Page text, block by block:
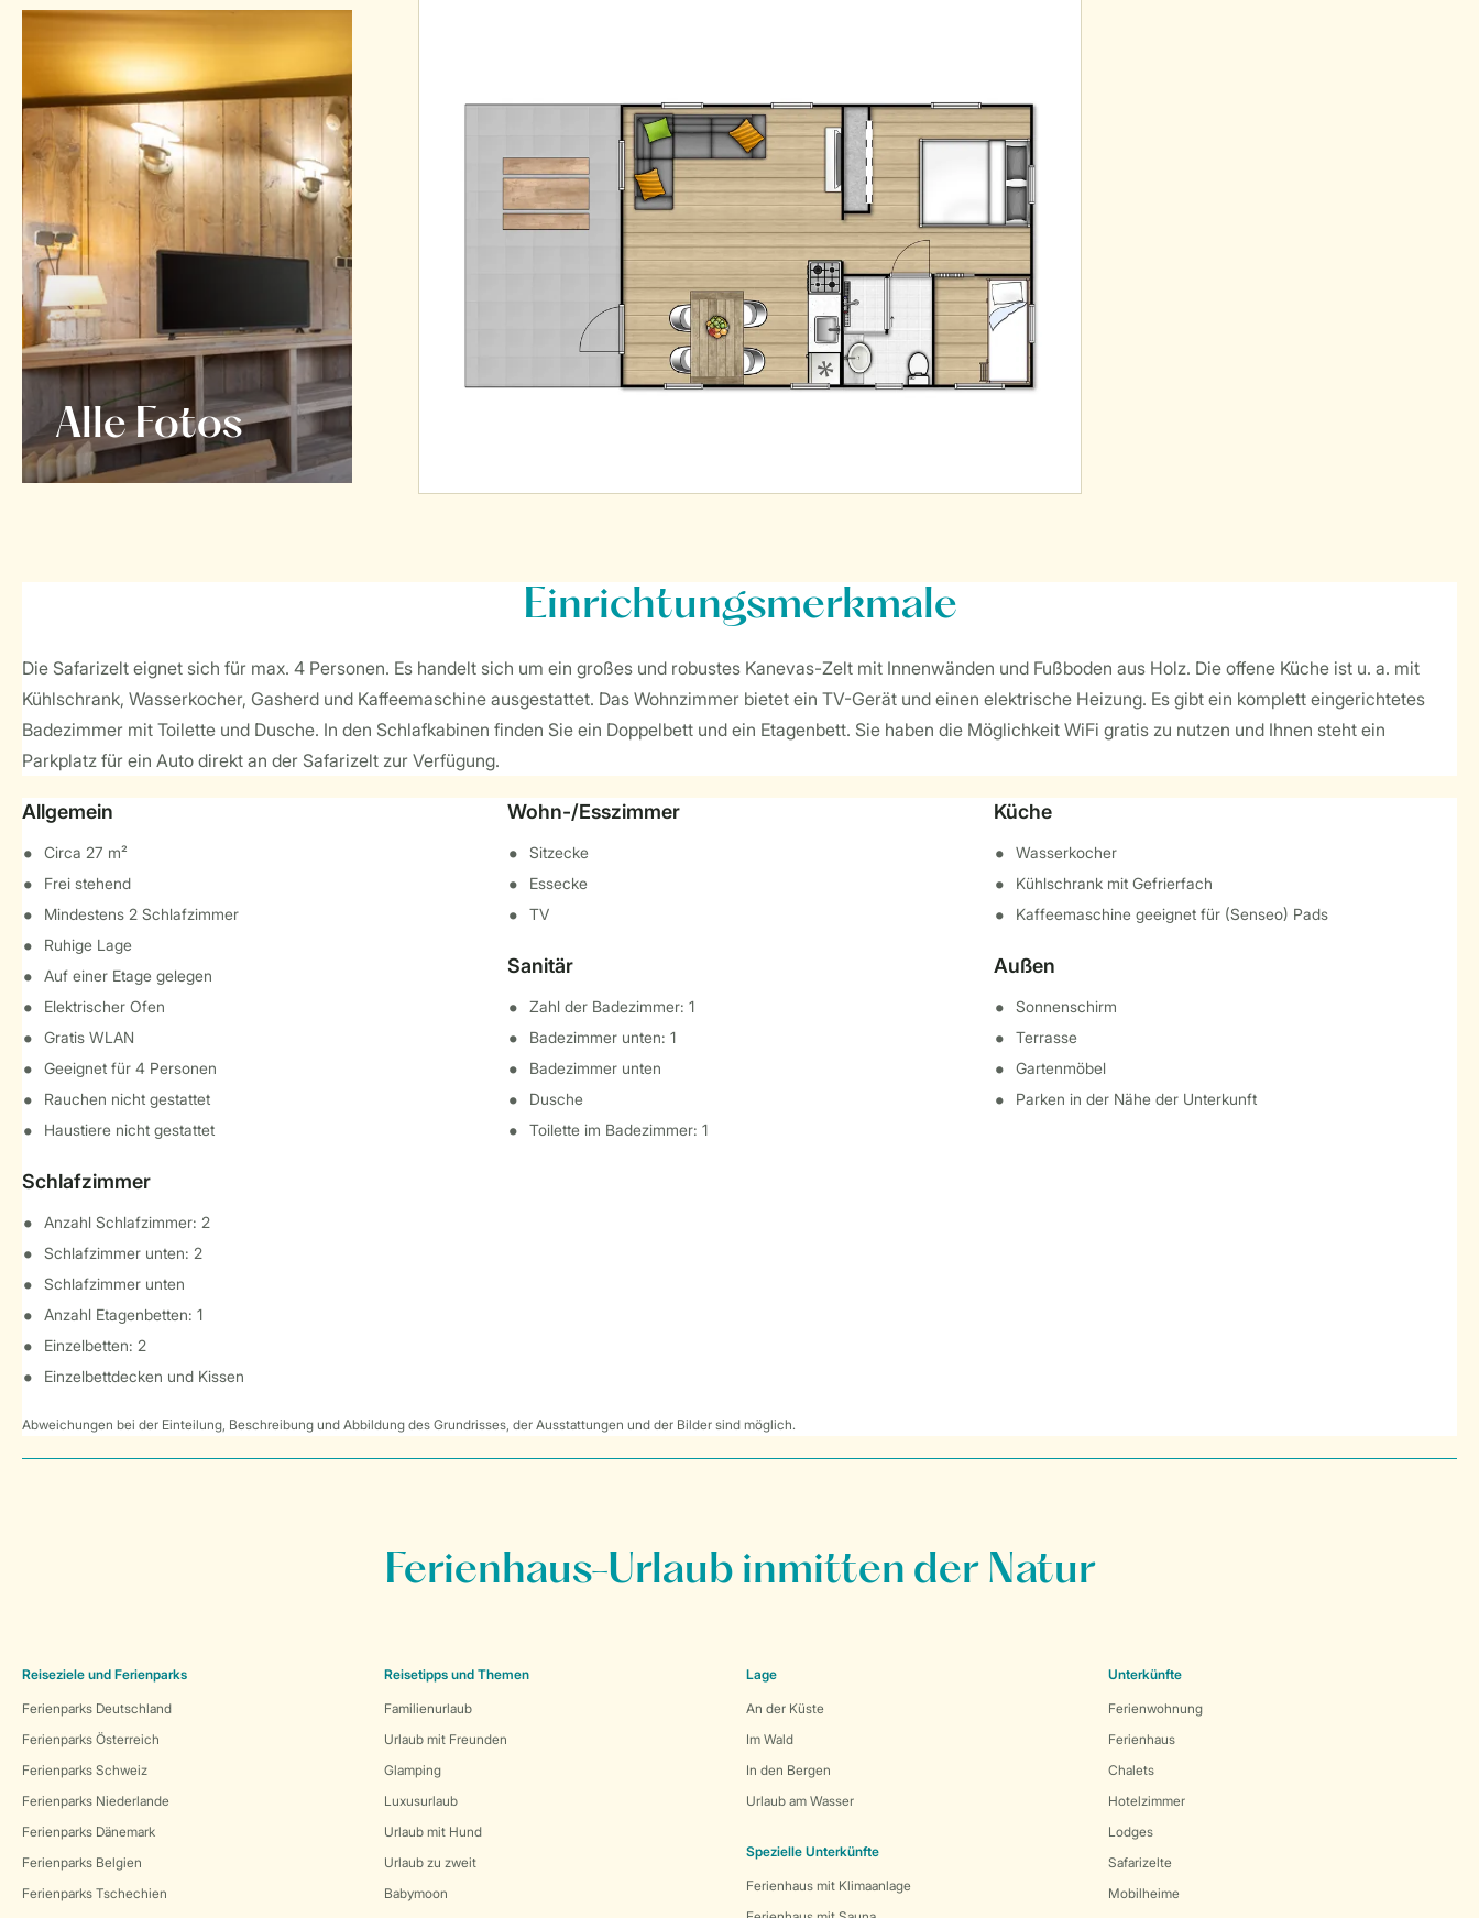
Alle Fotos
Einrichtungsmerkmale
Die Safarizelt eignet sich für max. 4 Personen. Es handelt sich um ein großes und robustes Kanevas-Zelt mit Innenwänden und Fußboden aus Holz. Die offene Küche ist u. a. mit
Kühlschrank, Wasserkocher, Gasherd und Kaffeemaschine ausgestattet. Das Wohnzimmer bietet ein TV-Gerät und einen elektrische Heizung. Es gibt ein komplett eingerichtetes
Badezimmer mit Toilette und Dusche. In den Schlafkabinen finden Sie ein Doppelbett und ein Etagenbett. Sie haben die Möglichkeit WiFi gratis zu nutzen und Ihnen steht ein
Parkplatz für ein Auto direkt an der Safarizelt zur Verfügung.
Allgemein
Circa 27 m²
Frei stehend
Mindestens 2 Schlafzimmer
Ruhige Lage
Auf einer Etage gelegen
Elektrischer Ofen
Gratis WLAN
Geeignet für 4 Personen
Rauchen nicht gestattet
Haustiere nicht gestattet
Schlafzimmer
Anzahl Schlafzimmer: 2
Schlafzimmer unten: 2
Schlafzimmer unten
Anzahl Etagenbetten: 1
Einzelbetten: 2
Einzelbettdecken und Kissen
Wohn-/Esszimmer
Sitzecke
Essecke
TV
Sanitär
Zahl der Badezimmer: 1
Badezimmer unten: 1
Badezimmer unten
Dusche
Toilette im Badezimmer: 1
Küche
Wasserkocher
Kühlschrank mit Gefrierfach
Kaffeemaschine geeignet für (Senseo) Pads
Außen
Sonnenschirm
Terrasse
Gartenmöbel
Parken in der Nähe der Unterkunft
Abweichungen bei der Einteilung, Beschreibung und Abbildung des Grundrisses, der Ausstattungen und der Bilder sind möglich.
Ferienhaus-Urlaub inmitten der Natur
Reiseziele und Ferienparks
Ferienparks Deutschland
Ferienparks Österreich
Ferienparks Schweiz
Ferienparks Niederlande
Ferienparks Dänemark
Ferienparks Belgien
Ferienparks Tschechien
Reisetipps und Themen
Familienurlaub
Urlaub mit Freunden
Glamping
Luxusurlaub
Urlaub mit Hund
Urlaub zu zweit
Babymoon
Lage
An der Küste
Im Wald
In den Bergen
Urlaub am Wasser
Spezielle Unterkünfte
Ferienhaus mit Klimaanlage
Unterkünfte
Ferienwohnung
Ferienhaus
Chalets
Hotelzimmer
Lodges
Safarizelte
Mobilheime